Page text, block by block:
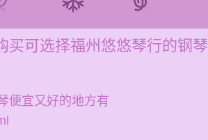
买可选择福州悠悠琴行的钢
便宜又好的地方有